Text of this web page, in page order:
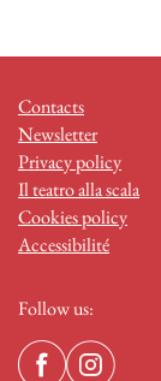
Contacts
Newsletter
Privacy policy
Il teatro alla scala
Cookies policy
Accessibilité
Follow us: